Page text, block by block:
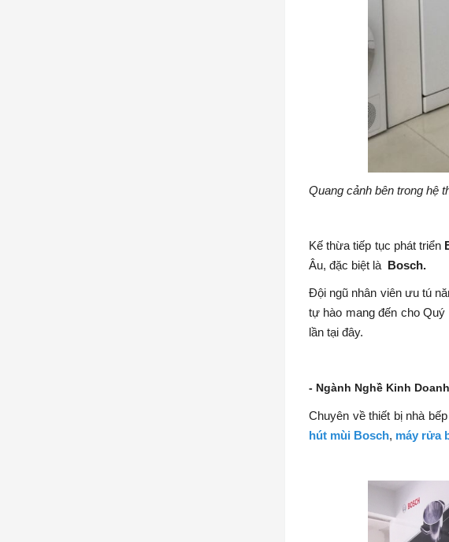
Quang cảnh bên trong hệ
Kế thừa tiếp tục phát triển
Âu, đặc biệt là Bosch.
Đội ngũ nhân viên ưu tú
tự hào mang đến cho
lần tại đây.
- Ngành Nghề Kinh
Chuyên về thiết bị nhà bếp
hút mùi Bosch, máy rửa